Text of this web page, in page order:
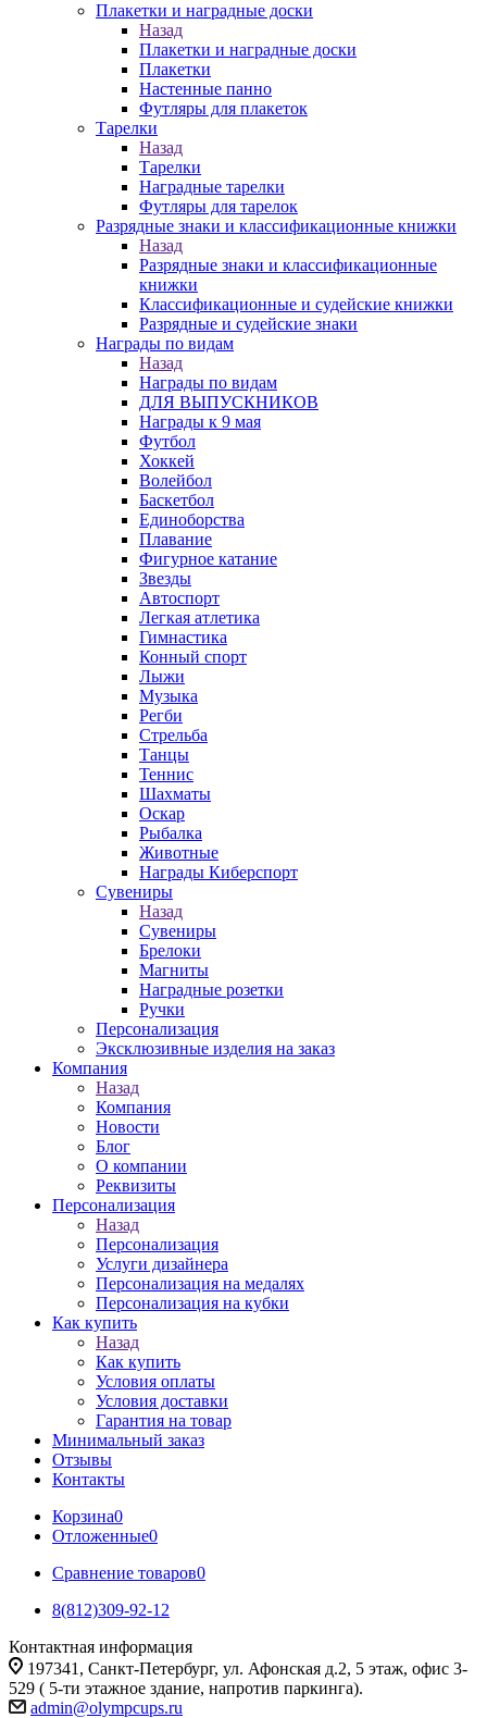
Плакетки и наградные доски
Назад
Плакетки и наградные доски
Плакетки
Настенные панно
Футляры для плакеток
Тарелки
Назад
Тарелки
Наградные тарелки
Футляры для тарелок
Разрядные знаки и классификационные книжки
Назад
Разрядные знаки и классификационные
книжки
Классификационные и судейские книжки
Разрядные и судейские знаки
Награды по видам
Назад
Награды по видам
ДЛЯ ВЫПУСКНИКОВ
Награды к 9 мая
Футбол
Хоккей
Волейбол
Баскетбол
Единоборства
Плавание
Фигурное катание
Звезды
Автоспорт
Легкая атлетика
Гимнастика
Конный спорт
Лыжи
Музыка
Регби
Стрельба
Танцы
Теннис
Шахматы
Оскар
Рыбалка
Животные
Награды Киберспорт
Сувениры
Назад
Сувениры
Брелоки
Магниты
Наградные розетки
Ручки
Персонализация
Эксклюзивные изделия на заказ
Компания
Назад
Компания
Новости
Блог
О компании
Реквизиты
Персонализация
Назад
Персонализация
Услуги дизайнера
Персонализация на медалях
Персонализация на кубки
Как купить
Назад
Как купить
Условия оплаты
Условия доставки
Гарантия на товар
Минимальный заказ
Отзывы
Контакты
Корзина0
Отложенные0
Сравнение товаров0
8(812)309-92-12
Контактная информация
197341, Санкт-Петербург, ул. Афонская д.2, 5 этаж, офис 3-
529 ( 5-ти этажное здание, напротив паркинга).
admin@olympcups.ru